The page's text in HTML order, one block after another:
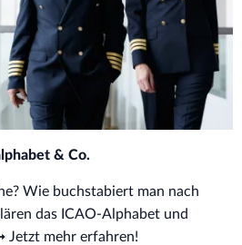
& Co.
Wie buchstabiert man nach
das ICAO-Alphabet und
Jetzt mehr erfahren!